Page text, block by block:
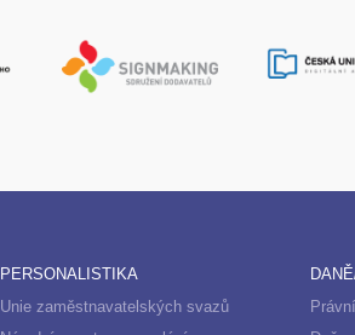
PERSONALISTIKA
Unie zaměstnavatelských svazů